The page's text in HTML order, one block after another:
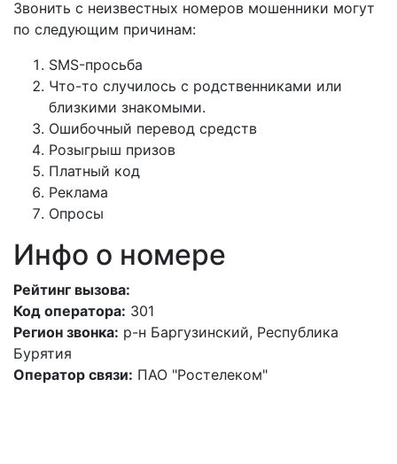
Звонить с неизвестных номеров мошенники могут
по следующим причинам:
SMS-просьба
Что-то случилось с родственниками или
близкими знакомыми.
Ошибочный перевод средств
Розыгрыш призов
Платный код
Реклама
Опросы
Инфо о номере
Рейтинг вызова:
Код оператора: 301
Регион звонка: р-н Баргузинский, Республика
Бурятия
Оператор связи: ПАО "Ростелеком"